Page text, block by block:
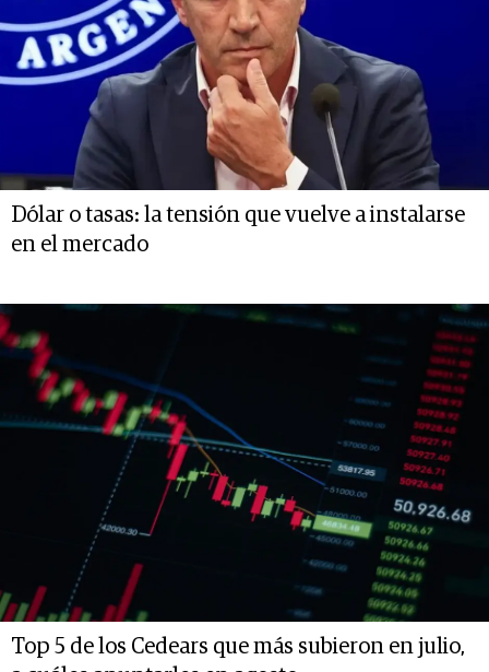
Dólar o tasas: la tensión que vuelve a instalarse
en el mercado
Top 5 de los Cedears que más subieron en julio,